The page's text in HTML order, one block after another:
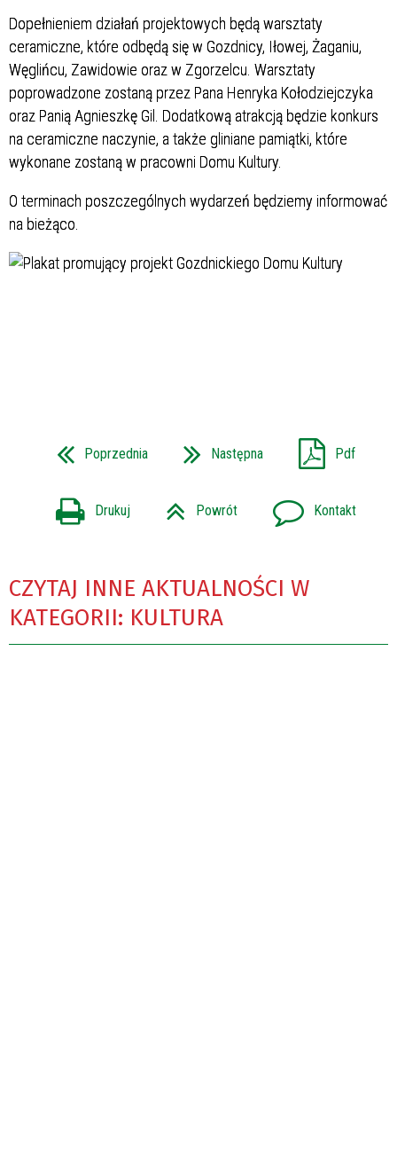
Dopełnieniem działań projektowych będą warsztaty
ceramiczne, które odbędą się w Gozdnicy, Iłowej, Żaganiu,
Węglińcu, Zawidowie oraz w Zgorzelcu. Warsztaty
poprowadzone zostaną przez Pana Henryka Kołodziejczyka
oraz Panią Agnieszkę Gil. Dodatkową atrakcją będzie konkurs
na ceramiczne naczynie, a także gliniane pamiątki, które
wykonane zostaną w pracowni Domu Kultury.
O terminach poszczególnych wydarzeń będziemy informować
na bieżąco.
Poprzednia Następna Pdf
Drukuj Powrót Kontakt
CZYTAJ INNE AKTUALNOŚCI W
KATEGORII: KULTURA